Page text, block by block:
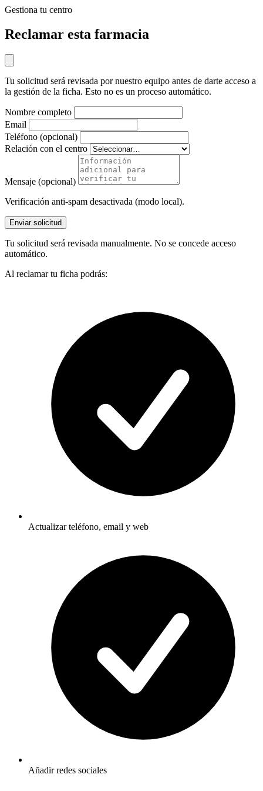
Gestiona tu centro
Reclamar esta farmacia
Tu solicitud será revisada por nuestro equipo antes de darte acceso a
la gestión de la ficha. Esto no es un proceso automático.
Nombre completo
Email
Teléfono (opcional)
Relación con el centro
Mensaje (opcional)
Verificación anti-spam desactivada (modo local).
Enviar solicitud
Tu solicitud será revisada manualmente. No se concede acceso
automático.
Al reclamar tu ficha podrás:
Actualizar teléfono, email y web
Añadir redes sociales